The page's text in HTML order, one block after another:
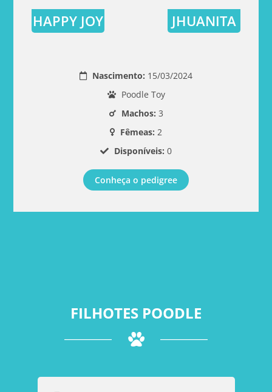
HAPPY JOY JHUANITA
Nascimento: 15/03/2024
Poodle Toy
Machos: 3
Fêmeas: 2
Disponíveis: 0
Conheça o pedigree
FILHOTES POODLE